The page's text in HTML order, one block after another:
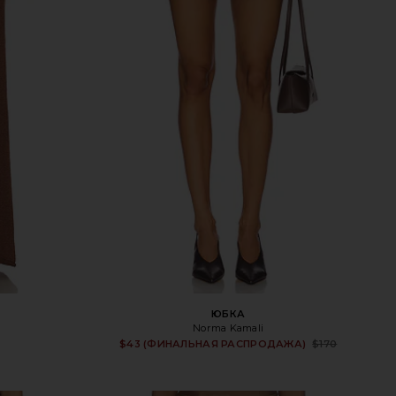
ЮБКА
Norma Kamali
$43 (ФИНАЛЬНАЯ РАСПРОДАЖА)
$170